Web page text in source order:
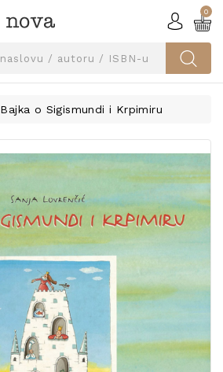
0
Bajka o Sigismundi i Krpimiru